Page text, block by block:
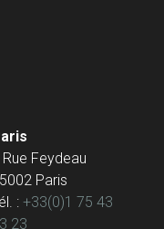
Rue Feydeau
Paris
: +33(0)1 75 43
23